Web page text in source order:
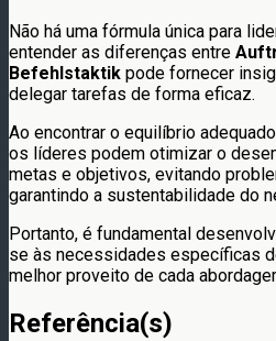
Não há uma fórmula única para
entender as diferenças entre
Befehlstaktik pode fornecer
delegar tarefas de forma eficaz.
Ao encontrar o equilíbrio
os líderes podem otimizar o
metas e objetivos, evitando
garantindo a sustentabilidade do
Portanto, é fundamental
se às necessidades específicas
melhor proveito de cada
Referência(s)